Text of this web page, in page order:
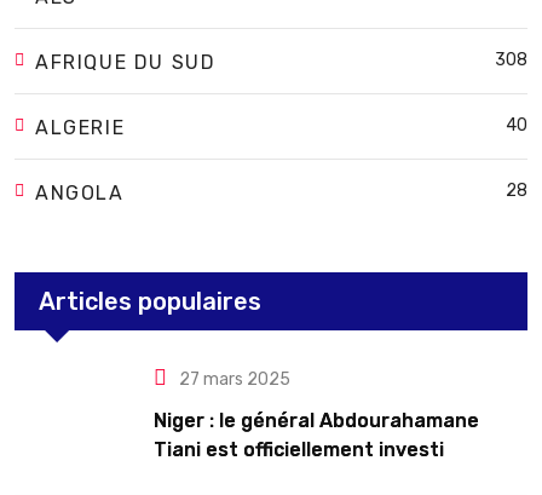
AFRIQUE DU SUD 308
ALGERIE 40
ANGOLA 28
Articles populaires
27 mars 2025
Niger : le général Abdourahamane
Tiani est officiellement investi